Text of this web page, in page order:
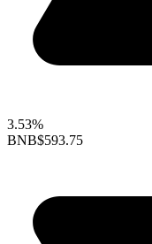
3.53%
BNB$593.75